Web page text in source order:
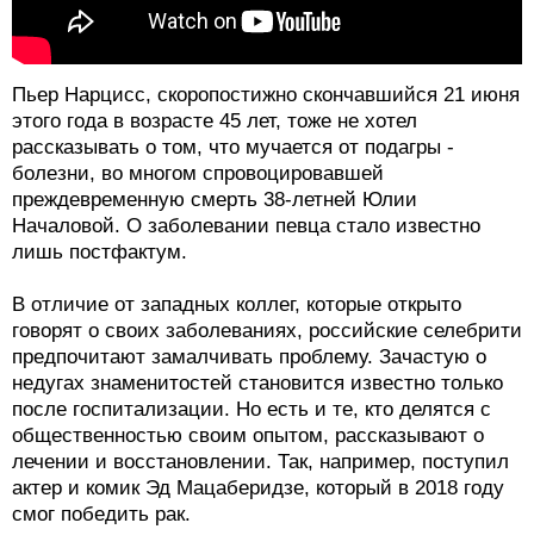
Пьер Нарцисс, скоропостижно скончавшийся 21 июня
этого года в возрасте 45 лет, тоже не хотел
рассказывать о том, что мучается от подагры -
болезни, во многом спровоцировавшей
преждевременную смерть 38-летней Юлии
Началовой. О заболевании певца стало известно
лишь постфактум.
В отличие от западных коллег, которые открыто
говорят о своих заболеваниях, российские селебрити
предпочитают замалчивать проблему. Зачастую о
недугах знаменитостей становится известно только
после госпитализации. Но есть и те, кто делятся с
общественностью своим опытом, рассказывают о
лечении и восстановлении. Так, например, поступил
актер и комик Эд Мацаберидзе, который в 2018 году
смог победить рак.